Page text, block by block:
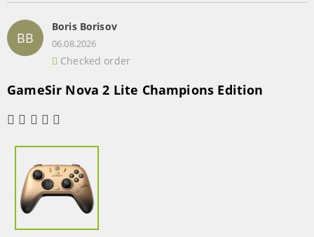
BB
Boris Borisov
06.08.2026
Checked order
GameSir Nova 2 Lite Champions Edition